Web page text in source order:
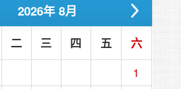
2026年8月
二 三 四 五
六
1